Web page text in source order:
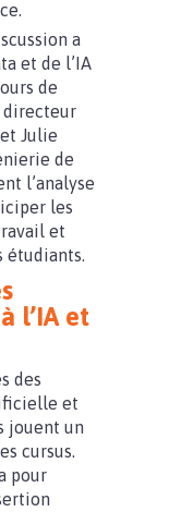
a
et de l’IA
de
directeur
Julie
de
l’analyse
les
et
étudiants.
l’IA et
des
et
jouent un
cursus.
pour